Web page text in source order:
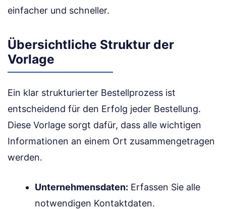
einfacher und schneller.
Übersichtliche Struktur der
Vorlage
Ein klar strukturierter Bestellprozess ist
entscheidend für den Erfolg jeder Bestellung.
Diese Vorlage sorgt dafür, dass alle wichtigen
Informationen an einem Ort zusammengetragen
werden.
Unternehmensdaten: Erfassen Sie alle
notwendigen Kontaktdaten.